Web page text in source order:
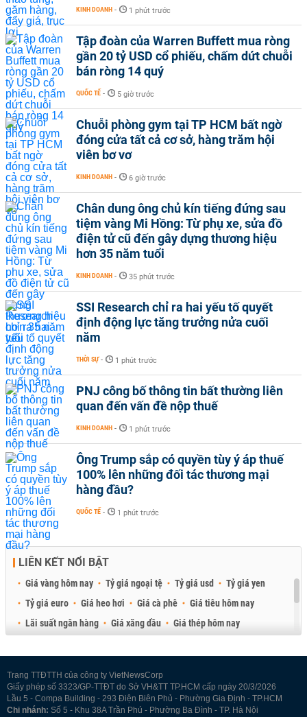
KINH DOANH - 1 phút trước
Tập đoàn của Warren Buffett mua ròng
gần 20 tỷ USD cổ phiếu, chấm dứt chuỗi
bán ròng 14 quý
QUỐC TẾ - 5 giờ trước
Chuỗi phòng gym tại TP HCM bất ngờ
đóng cửa tất cả cơ sở, hàng trăm hội
viên bơ vơ
KINH DOANH - 6 giờ trước
Chân dung ông chủ kín tiếng đứng sau
tiệm vàng Mi Hồng: Từ phụ xe, sửa đồ
điện tử cũ đến gây dựng thương hiệu
hơn 35 năm tuổi
KINH DOANH - 35 phút trước
SSI Research chỉ ra hai yếu tố quyết
định động lực tăng trưởng nửa cuối
năm
THỜI SỰ - 1 phút trước
PNJ công bố thông tin bất thường liên
quan đến vấn đề nộp thuế
KINH DOANH - 1 phút trước
Ông Trump sắp có quyền tùy ý áp thuế
100% lên những đối tác thương mại
hàng đầu?
QUỐC TẾ - 1 phút trước
LIÊN KẾT NỔI BẬT
Giá vàng hôm nay Tỷ giá ngoại tệ Tỷ giá usd
Tỷ giá yen
Tỷ giá euro
Giá heo hơi Giá cà phê
Giá tiêu hôm nay
Lãi suất ngân hàng
Giá xăng dầu
Giá thép hôm nay
Trang TTĐTTH của công ty VietNewsCorp
Giấy phép số 3323/GP-TTĐT do Sở VH&TT TP.HCM cấp ngày 20/3/2026
Lầu 5 - Compa Building - 293 Điện Biên Phủ - Phường Gia Định - TP.HCM
Chi nhánh: Số 5 - Khu 38A Trần Phú - Phường Ba Đình - TP. Hà Nội